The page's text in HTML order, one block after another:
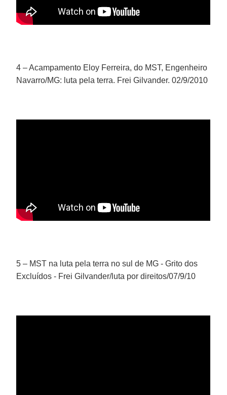
4 – Acampamento Eloy Ferreira, do MST, Engenheiro
Navarro/MG: luta pela terra. Frei Gilvander. 02/9/2010
5 – MST na luta pela terra no sul de MG - Grito dos
Excluídos - Frei Gilvander/luta por direitos/07/9/10